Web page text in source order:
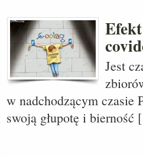
Jest
w nadchodzącym czasie
swoją głupotę i